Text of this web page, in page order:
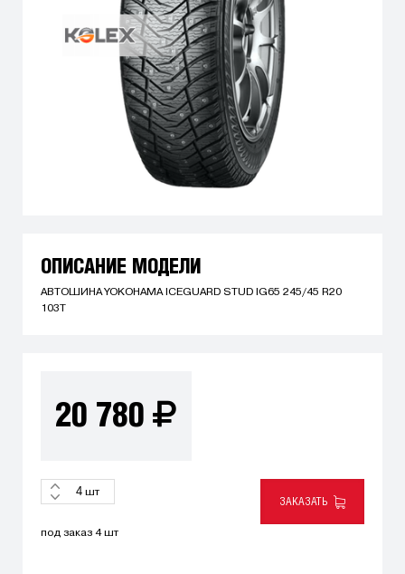
ОПИСАНИЕ МОДЕЛИ
АВТОШИНА YOKOHAMA ICEGUARD STUD IG65 245/45 R20
103T
20 780
шт
ЗАКАЗАТЬ
под заказ 4 шт